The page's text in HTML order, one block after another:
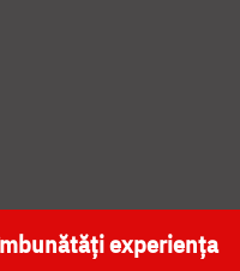
NAȚIONALĂ
experiența